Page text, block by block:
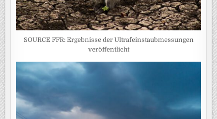
SOURCE FFR: Ergebnisse der Ultrafeinstaubmessungen
veröffentlicht